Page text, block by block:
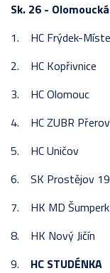
Sk. 26 -
1. HC Frýdek-
2. HC Kopřivnice
3. HC Olomouc
4. HC ZUBR Přerov
5. HC Uničov
6. SK Prostějov
7. HK MD Šumperk
8. HK Nový Jičín
9. HC STUDÉNKA